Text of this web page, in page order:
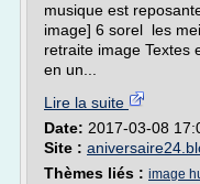
musique est
image] 6 sorel les
retraite image Textes
en un...
Lire la suite
Date: 2017-03-08
Site :
Thèmes liés : image